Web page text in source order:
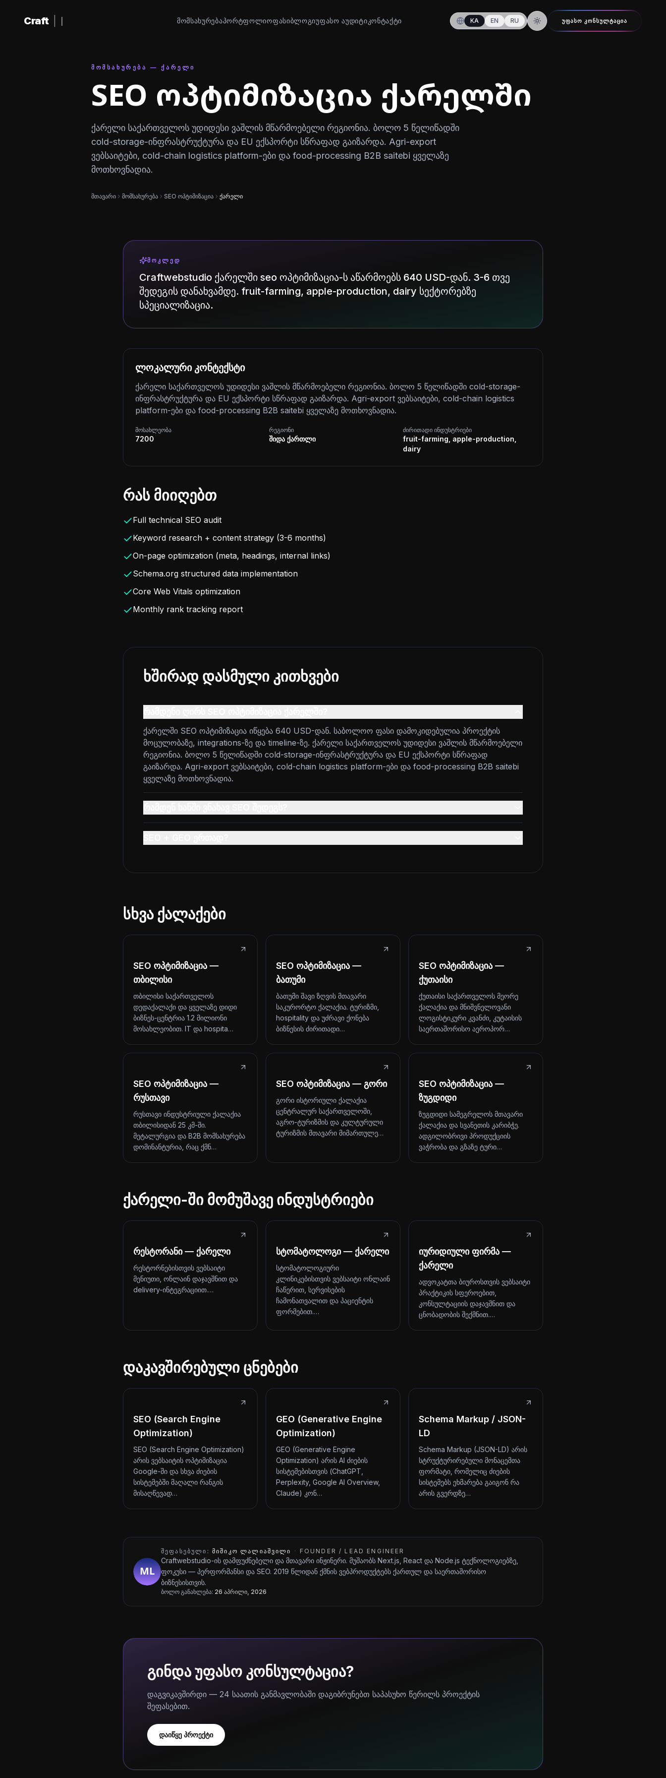
შინაარსზე გადასვლა
Craft ᲛᲝᲛᲡᲐᲮᲣᲠᲔᲑᲐᲞᲝᲠᲢᲤᲝᲚᲘᲝᲤᲐᲡᲘᲑᲚᲝᲒᲘᲣᲤᲐᲡᲝ ᲐᲣᲓᲘᲢᲘᲙᲝᲜᲢᲐᲥᲢᲘ KA EN RU
ღამის რეჟიმზე გადართვა
ᲣᲤᲐᲡᲝ ᲙᲝᲜᲡᲣᲚᲢᲐᲪᲘᲐ
ᲛᲝᲛᲡᲐᲮᲣᲠᲔᲑᲐ — ᲥᲐᲠᲔᲚᲘ
SEO ოპტიმიზაცია ქარელში
ქარელი საქართველოს უდიდესი ვაშლის მწარმოებელი რეგიონია. ბოლო 5 წელიწადში
cold-storage-ინფრასტრუქტურა და EU ექსპორტი სწრაფად გაიზარდა. Agri-export
ვებსაიტები, cold-chain logistics platform-ები და food-processing B2B saitebi ყველაზე
მოთხოვნადია.
მთავარი მომსახურება SEO ოპტიმიზაცია ქარელი
ᲛᲝᲙᲚᲔᲓ
Craftwebstudio ქარელში seo ოპტიმიზაცია-ს აწარმოებს 640 USD-დან. 3-6 თვე
შედეგის დანახვამდე. fruit-farming, apple-production, dairy სექტორებზე
სპეციალიზაცია.
ლოკალური კონტექსტი
ქარელი საქართველოს უდიდესი ვაშლის მწარმოებელი რეგიონია. ბოლო 5 წელიწადში cold-storage-
ინფრასტრუქტურა და EU ექსპორტი სწრაფად გაიზარდა. Agri-export ვებსაიტები, cold-chain logistics
platform-ები და food-processing B2B saitebi ყველაზე მოთხოვნადია.
მოსახლეობა
7200
რეგიონი
შიდა ქართლი
ძირითადი ინდუსტრიები
fruit-farming, apple-production,
dairy
რას მიიღებთ
Full technical SEO audit
Keyword research + content strategy (3-6 months)
On-page optimization (meta, headings, internal links)
Schema.org structured data implementation
Core Web Vitals optimization
Monthly rank tracking report
ხშირად დასმული კითხვები
ქარელში SEO ოპტიმიზაცია იწყება 640 USD-დან. საბოლოო ფასი დამოკიდებულია პროექტის
მოცულობაზე, integrations-ზე და timeline-ზე. ქარელი საქართველოს უდიდესი ვაშლის მწარმოებელი
რეგიონია. ბოლო 5 წელიწადში cold-storage-ინფრასტრუქტურა და EU ექსპორტი სწრაფად
გაიზარდა. Agri-export ვებსაიტები, cold-chain logistics platform-ები და food-processing B2B saitebi
ყველაზე მოთხოვნადია.
სხვა ქალაქები
SEO ოპტიმიზაცია —
თბილისი
თბილისი საქართველოს
დედაქალაქი და ყველაზე დიდი
ბიზნეს-ცენტრია 1.2 მილიონი
მოსახლეობით. IT და hospita…
SEO ოპტიმიზაცია —
ბათუმი
ბათუმი შავი ზღვის მთავარი
საკურორტო ქალაქია. ტურიზმი,
hospitality და უძრავი ქონება
ბიზნესის ძირითადი…
SEO ოპტიმიზაცია —
ქუთაისი
ქუთაისი საქართველოს მეორე
ქალაქია და მნიშვნელოვანი
ლოგისტიკური კვანძი, კუტაისის
საერთაშორისო აეროპორ…
SEO ოპტიმიზაცია —
რუსთავი
რუსთავი ინდუსტრიული ქალაქია
თბილისიდან 25 კმ-ში.
მეტალურგია და B2B მომსახურება
დომინანტურია, რაც ქმნ…
SEO ოპტიმიზაცია — გორი
გორი ისტორიული ქალაქია
ცენტრალურ საქართველოში,
აგრო-ტურიზმის და კულტურული
ტურიზმის მთავარი მიმართულე…
SEO ოპტიმიზაცია —
ზუგდიდი
ზუგდიდი სამეგრელოს მთავარი
ქალაქია და სვანეთის კარიბჭე.
ადგილობრივი პროდუქციის
ვაჭრობა და გზაზე ტური…
ქარელი-ში მომუშავე ინდუსტრიები
რესტორანი — ქარელი
რესტორნებისთვის ვებსაიტი
მენიუთი, ონლაინ დაჯავშნით და
delivery-ინტეგრაციით.…
სტომატოლოგი — ქარელი
სტომატოლოგიური
კლინიკებისთვის ვებსაიტი ონლაინ
ჩაწერით, სერვისების
ჩამონათვალით და პაციენტის
ფორმებით.…
იურიდიული ფირმა —
ქარელი
ადვოკატთა ბიუროსთვის ვებსაიტი
პრაქტიკის სფეროებით,
კონსულტაციის დაჯავშნით და
ცნობადობის შექმნით.…
დაკავშირებული ცნებები
SEO (Search Engine
Optimization)
SEO (Search Engine Optimization)
არის ვებსაიტის ოპტიმიზაცია
Google-ში და სხვა ძიების
სისტემებში მაღალი რანგის
მისაღწევად…
GEO (Generative Engine
Optimization)
GEO (Generative Engine
Optimization) არის AI ძიების
სისტემებისთვის (ChatGPT,
Perplexity, Google AI Overview,
Claude) კონ…
Schema Markup / JSON-
LD
Schema Markup (JSON-LD) არის
სტრუქტურირებული მონაცემთა
ფორმატი, რომელიც ძიების
სისტემებს ეხმარება გაიგონ რა
არის გვერდზე…
ᲨᲔᲤᲐᲡᲔᲑᲣᲚᲘ: ᲛᲘᲨᲘᲙᲝ ᲚᲐᲚᲘᲐᲨᲕᲘᲚᲘ · FOUNDER / LEAD ENGINEER
Craftwebstudio-ის დამფუძნებელი და მთავარი ინჟინერი. მუშაობს Next.js, React და Node.js ტექნოლოგიებზე,
ფოკუსი — პერფორმანსი და SEO. 2019 წლიდან ქმნის ვებპროდუქტებს ქართულ და საერთაშორისო
ბიზნესისთვის.
ბოლო განახლება: 26 აპრილი, 2026
გინდა უფასო კონსულტაცია?
დაგვიკავშირდი — 24 საათის განმავლობაში დაგიბრუნებთ საპასუხო წერილს პროექტის
შეფასებით.
დაიწყე პროექტი